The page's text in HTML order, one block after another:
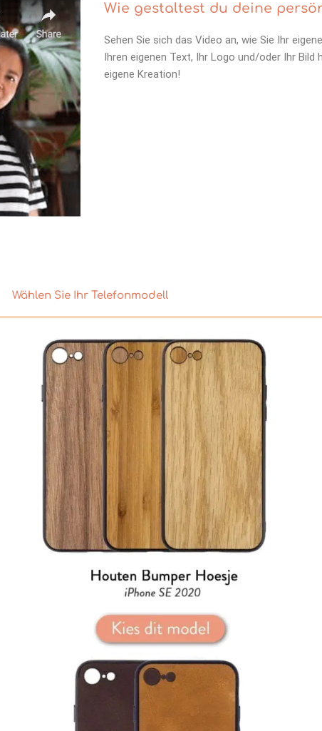
Wie gestaltest du deine
Sehen Sie sich das Video an, wie Sie Ihr
Ihren eigenen Text, Ihr Logo und/oder Ihr Bild
eigene Kreation!
Wählen Sie Ihr Telefonmodell